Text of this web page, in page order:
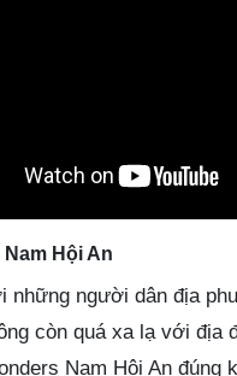
Hội An
những người dân địa
còn quá xa lạ với địa
Nam Hội An đúng